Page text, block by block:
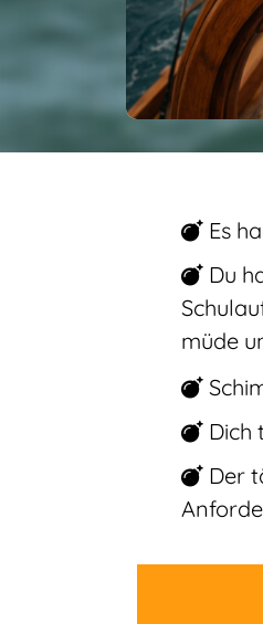
Es
Du
müde
Dich
Der